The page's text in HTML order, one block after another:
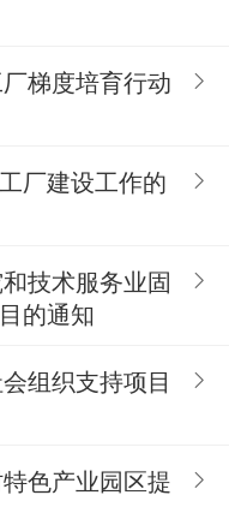
梯度培育行动
厂建设工作的
技术服务业固
的通知
组织支持项目
色产业园区提